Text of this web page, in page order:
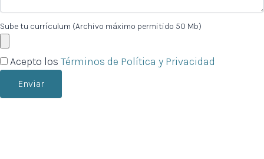
Sube tu currículum (Archivo máximo permitido 50 Mb)
Acepto los Términos de Política y Privacidad
Enviar